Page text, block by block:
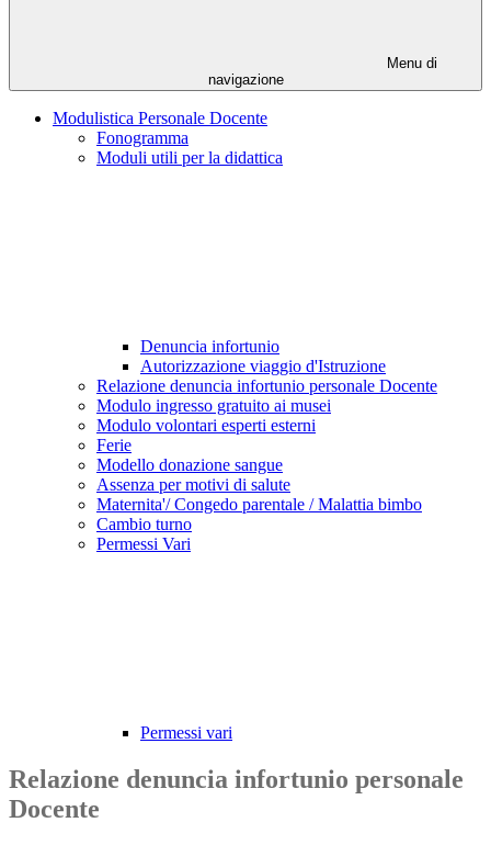
Menu di
navigazione
Modulistica Personale Docente
Fonogramma
Moduli utili per la didattica
Denuncia infortunio
Autorizzazione viaggio d'Istruzione
Relazione denuncia infortunio personale Docente
Modulo ingresso gratuito ai musei
Modulo volontari esperti esterni
Ferie
Modello donazione sangue
Assenza per motivi di salute
Maternita'/ Congedo parentale / Malattia bimbo
Cambio turno
Permessi Vari
Permessi vari
Relazione denuncia infortunio personale
Docente